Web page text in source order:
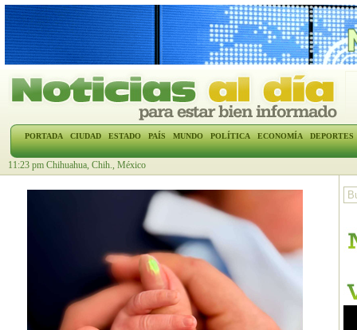
PORTADA CIUDAD ESTADO PAÍS MUNDO POLÍTICA ECONOMÍA DEPORTES
11:23 pm Chihuahua, Chih., México